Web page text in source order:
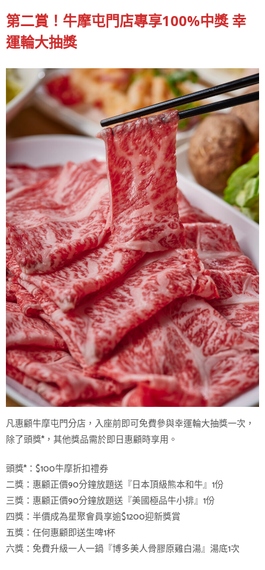
第二賞！牛摩屯門店專享100%中獎 幸
運輪大抽獎
凡惠顧牛摩屯門分店，入座前即可免費參與幸運輪大抽獎一次，
除了頭獎*，其他獎品需於即日惠顧時享用。
頭獎*：$100牛摩折扣禮券
二獎：惠顧正價90分鐘放題送『日本頂級熊本和牛』1份
三獎：惠顧正價90分鐘放題送『美國極品牛小排』1份
四獎：半價成為星聚會員享逾$1200迎新獎賞
五獎：任何惠顧即送生啤1杯
六獎：免費升級一人一鍋『博多美人骨膠原雞白湯』湯底1次